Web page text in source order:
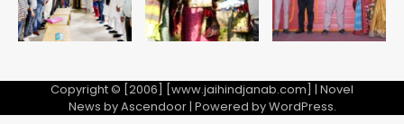
Copyright © [2006] [www.jaihindjanab.com] | Novel
News byAscendoor| Powered byWordPress.